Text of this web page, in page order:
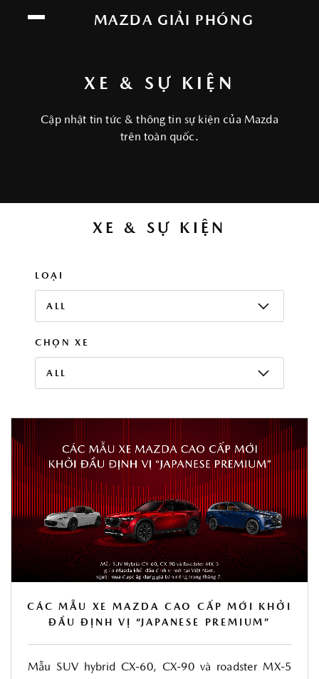
Chúng tôi sử dụng cookie để nâng cao trải
thông tin chi tiết.
ĐỒNG Ý
MAZDA GIẢI PHÓNG
XE & SỰ KIỆN
Cập nhật tin tức & thông tin sự kiện của Mazda
trên toàn quốc.
XE & SỰ KIỆN
LOẠI
ALL
CHỌN XE
ALL
CÁC MẪU XE MAZDA CAO CẤP MỚI KHỞI
ĐẦU ĐỊNH VỊ “JAPANESE PREMIUM”
Mẫu SUV hybrid CX-60, CX-90 và roadster MX-5